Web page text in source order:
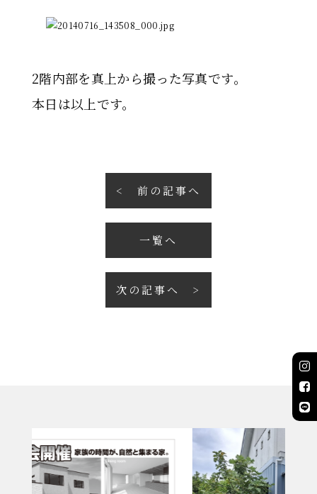
2階内部を真上から撮った写真です。
本日は以上です。
前の記事へ
一覧へ
次の記事へ